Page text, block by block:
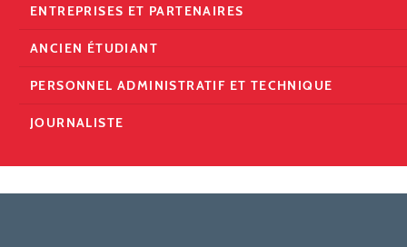
ENTREPRISES ET PARTENAIRES
ANCIEN ÉTUDIANT
PERSONNEL ADMINISTRATIF ET TECHNIQUE
JOURNALISTE